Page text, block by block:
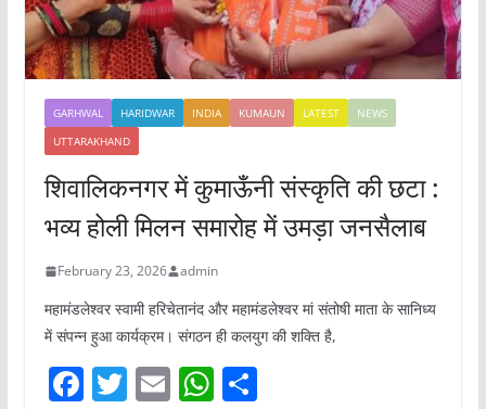
GARHWAL HARIDWAR INDIA KUMAUN LATEST
NEWS
UTTARAKHAND
शिवालिकनगर में कुमाऊँनी संस्कृति की छटा :
भव्य होली मिलन समारोह में उमड़ा जनसैलाब
February 23, 2026 admin
महामंडलेश्वर स्वामी हरिचेतानंद और महामंडलेश्वर मां संतोषी माता के सानिध्य
में संपन्न हुआ कार्यक्रम। संगठन ही कलयुग की शक्ति है,
F T E W S